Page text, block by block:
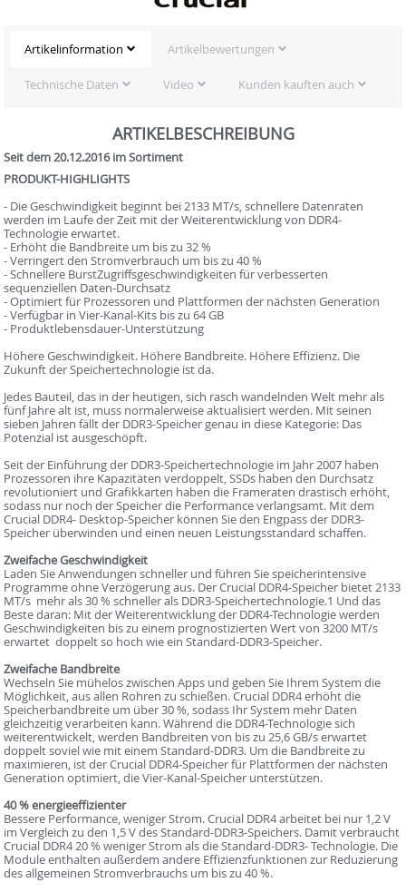
Artikelinformation Artikelbewertungen
Technische Daten Video Kunden kauften auch
ARTIKELBESCHREIBUNG
Seit dem 20.12.2016 im Sortiment
PRODUKT-HIGHLIGHTS
- Die Geschwindigkeit beginnt bei 2133 MT/s, schnellere Datenraten
werden im Laufe der Zeit mit der Weiterentwicklung von DDR4-
Technologie erwartet.
- Erhöht die Bandbreite um bis zu 32 %
- Verringert den Stromverbrauch um bis zu 40 %
- Schnellere BurstZugriffsgeschwindigkeiten für verbesserten
sequenziellen Daten-Durchsatz
- Optimiert für Prozessoren und Plattformen der nächsten Generation
- Verfügbar in Vier-Kanal-Kits bis zu 64 GB
- Produktlebensdauer-Unterstützung
Höhere Geschwindigkeit. Höhere Bandbreite. Höhere Effizienz. Die
Zukunft der Speichertechnologie ist da.
Jedes Bauteil, das in der heutigen, sich rasch wandelnden Welt mehr als
fünf Jahre alt ist, muss normalerweise aktualisiert werden. Mit seinen
sieben Jahren fällt der DDR3-Speicher genau in diese Kategorie: Das
Potenzial ist ausgeschöpft.
Seit der Einführung der DDR3-Speichertechnologie im Jahr 2007 haben
Prozessoren ihre Kapazitäten verdoppelt, SSDs haben den Durchsatz
revolutioniert und Grafikkarten haben die Frameraten drastisch erhöht,
sodass nur noch der Speicher die Performance verlangsamt. Mit dem
Crucial DDR4- Desktop-Speicher können Sie den Engpass der DDR3-
Speicher überwinden und einen neuen Leistungsstandard schaffen.
Zweifache Geschwindigkeit
Laden Sie Anwendungen schneller und führen Sie speicherintensive
Programme ohne Verzögerung aus. Der Crucial DDR4-Speicher bietet 2133
MT/s  mehr als 30 % schneller als DDR3-Speichertechnologie.1 Und das
Beste daran: Mit der Weiterentwicklung der DDR4-Technologie werden
Geschwindigkeiten bis zu einem prognostizierten Wert von 3200 MT/s
erwartet  doppelt so hoch wie ein Standard-DDR3-Speicher.
Zweifache Bandbreite
Wechseln Sie mühelos zwischen Apps und geben Sie Ihrem System die
Möglichkeit, aus allen Rohren zu schießen. Crucial DDR4 erhöht die
Speicherbandbreite um über 30 %, sodass Ihr System mehr Daten
gleichzeitig verarbeiten kann. Während die DDR4-Technologie sich
weiterentwickelt, werden Bandbreiten von bis zu 25,6 GB/s erwartet 
doppelt soviel wie mit einem Standard-DDR3. Um die Bandbreite zu
maximieren, ist der Crucial DDR4-Speicher für Plattformen der nächsten
Generation optimiert, die Vier-Kanal-Speicher unterstützen.
40 % energieeffizienter
Bessere Performance, weniger Strom. Crucial DDR4 arbeitet bei nur 1,2 V
im Vergleich zu den 1,5 V des Standard-DDR3-Speichers. Damit verbraucht
Crucial DDR4 20 % weniger Strom als die Standard-DDR3- Technologie. Die
Module enthalten außerdem andere Effizienzfunktionen zur Reduzierung
des allgemeinen Stromverbrauchs um bis zu 40 %.